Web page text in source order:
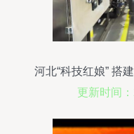
河北“科技红娘” 搭
更新时间